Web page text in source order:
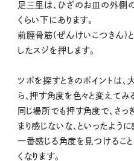
足三里は、ひざのお皿の外側
くらい下にあります。
前脛骨筋(ぜんけいこつきん)と
したスジを押します。
ツボを探すときのポイントは
ら、押す角度を色々と変えてみ
同じ場所でも押す角度で、さっ
まり感じないな、といったよう
一番感じる角度を見つけるこ
くなります。